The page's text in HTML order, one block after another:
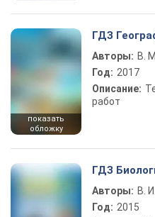
показать
обложку
ГДЗ
Авторы: В.
Год: 2017
Описание:
работ
ГДЗ
Авторы: В.
Год: 2015